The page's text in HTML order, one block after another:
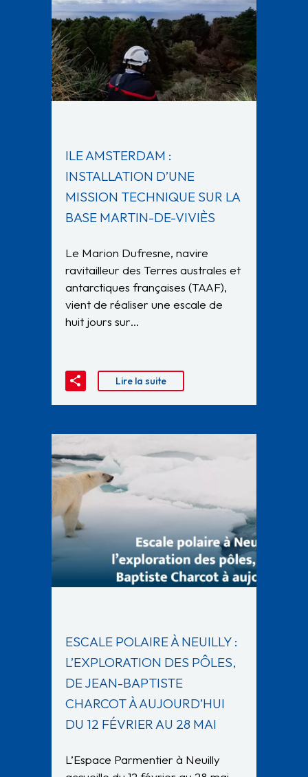
ILE AMSTERDAM :
INSTALLATION D’UNE
MISSION TECHNIQUE SUR LA
BASE MARTIN-DE-VIVIÈS
Le Marion Dufresne, navire
ravitailleur des Terres australes et
antarctiques françaises (TAAF),
vient de réaliser une escale de
huit jours sur…
Lire la suite
ESCALE POLAIRE À NEUILLY :
L’EXPLORATION DES PÔLES,
DE JEAN-BAPTISTE
CHARCOT À AUJOURD’HUI
DU 12 FÉVRIER AU 28 MAI
L’Espace Parmentier à Neuilly